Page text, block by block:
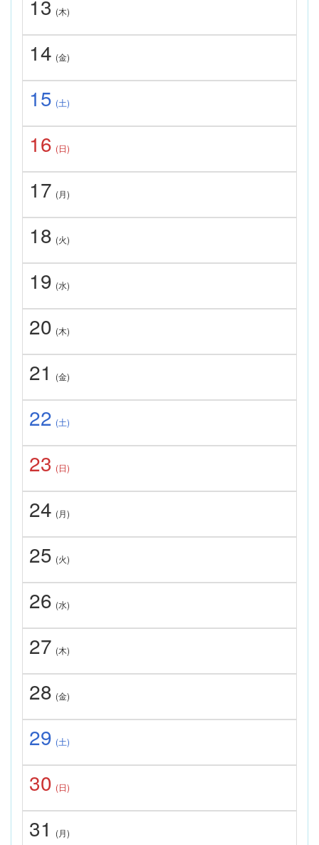
13 (木)
14 (金)
15 (土)
16 (日)
17 (月)
18 (火)
19 (水)
20 (木)
21 (金)
22 (土)
23 (日)
24 (月)
25 (火)
26 (水)
27 (木)
28 (金)
29 (土)
30 (日)
31 (月)